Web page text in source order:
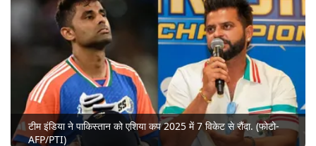
टीम इंडिया ने पाकिस्तान को एश‍िया कप 2025 में 7 विकेट से रौंदा. (फोटो-
AFP/PTI)